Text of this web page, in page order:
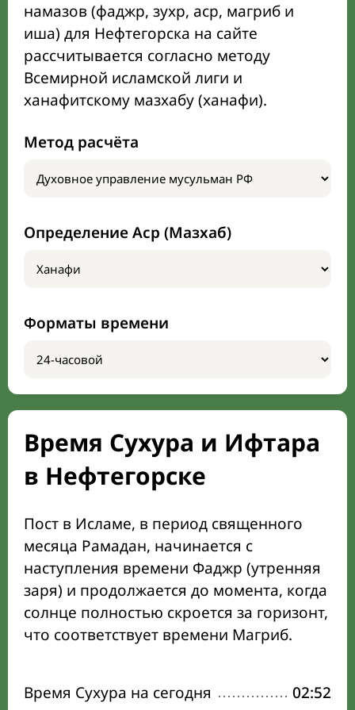
намазов (фаджр, зухр, аср, магриб и
иша) для Нефтегорска на сайте
рассчитывается согласно методу
Всемирной исламской лиги и
ханафитскому мазхабу (ханафи).
Метод расчёта
Определение Аср (Мазхаб)
Форматы времени
Время Сухура и Ифтара
в Нефтегорске
Пост в Исламе, в период священного
месяца Рамадан, начинается с
наступления времени Фаджр (утренняя
заря) и продолжается до момента, когда
солнце полностью скроется за горизонт,
что соответствует времени Магриб.
Время Сухура на сегодня 02:52